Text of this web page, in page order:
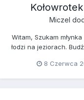
Miczel
Witam, Szukam
łodzi na jeziorach.
czy do lżejszego kija
8 Czerwca